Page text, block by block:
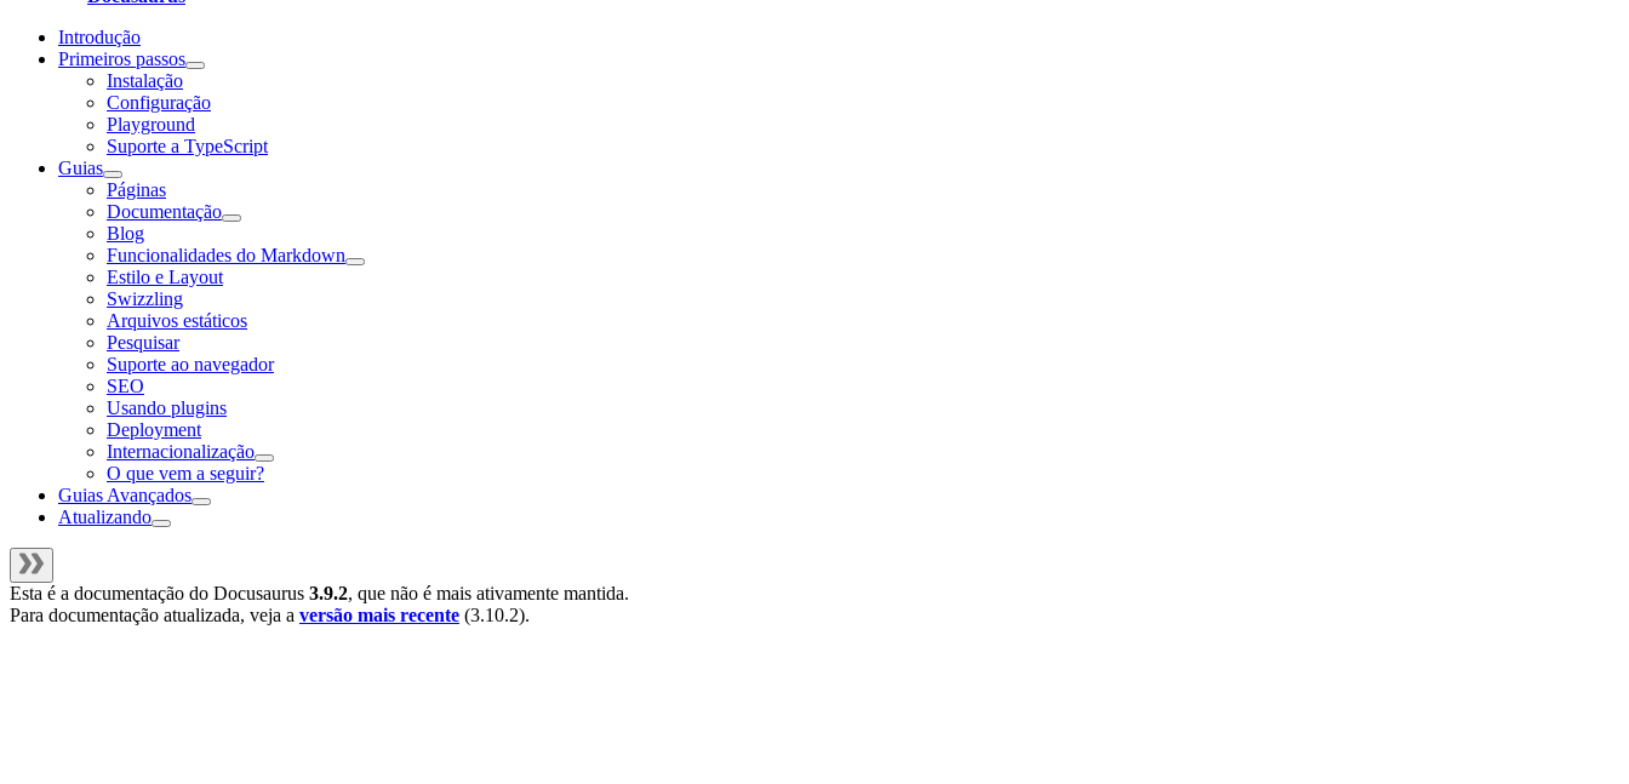
Introdução
Primeiros passos
Instalação
Configuração
Playground
Suporte a TypeScript
Guias
Páginas
Documentação
Blog
Funcionalidades do Markdown
Estilo e Layout
Swizzling
Arquivos estáticos
Pesquisar
Suporte ao navegador
SEO
Usando plugins
Deployment
Internacionalização
O que vem a seguir?
Guias Avançados
Atualizando
Esta é a documentação do Docusaurus 3.9.2, que não é mais ativamente mantida.
Para documentação atualizada, veja a versão mais recente (3.10.2).